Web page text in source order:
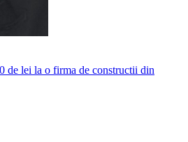
de lei la o firma de constructii din